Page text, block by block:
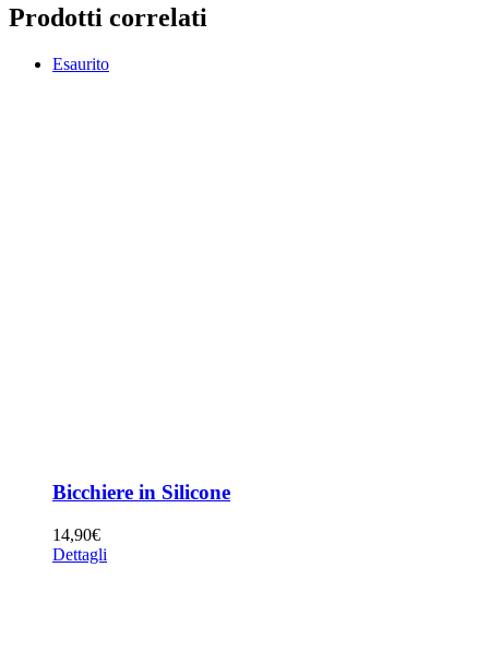
Prodotti correlati
Esaurito
Bicchiere in Silicone
14,90€
Dettagli